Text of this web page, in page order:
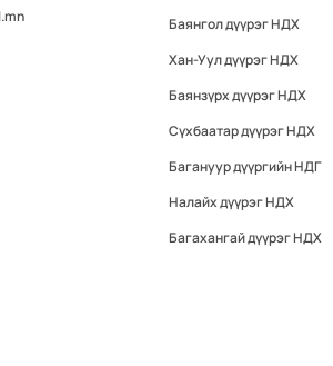
Баянгол дүүрэг НДХ
Хан-Уул дүүрэг НДХ
Баянзүрх дүүрэг НДХ
Сүхбаатар дүүрэг НДХ
Багануур дүүргийн НДГ
Налайх дүүрэг НДХ
Багахангай дүүрэг НДХ